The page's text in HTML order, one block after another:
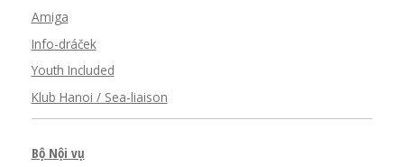
Amiga
Info-dráček
Youth Included
Klub Hanoi / Sea-liaison
Bộ Nội vụ